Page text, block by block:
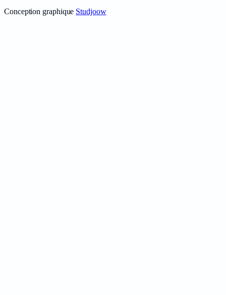
Conception graphique Studjoow